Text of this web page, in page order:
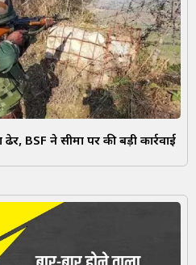
BSF ने सीमा पर की बड़ी कार्रवाई